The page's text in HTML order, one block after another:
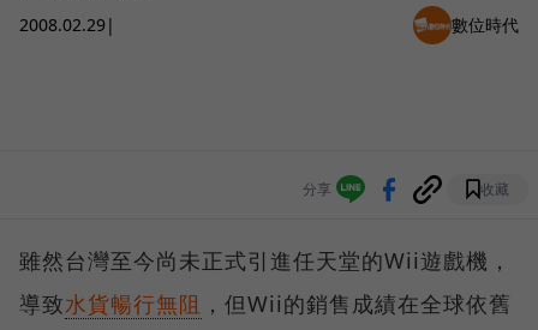
2008.02.29| 數位時代
分享 收藏
雖然台灣至今尚未正式引進任天堂的Wii遊戲機，
導致水貨暢行無阻 ，但Wii的銷售成績在全球依舊